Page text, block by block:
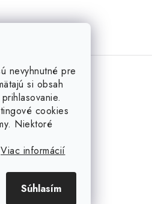
nevyhnutné pre
si obsah
cookies
Niektoré
Viac informácií
Súhlasím